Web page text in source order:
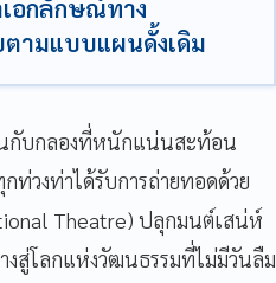
อกลักษณ์ทาง
ามแบบแผนดั้งเดิม
นกับกลองที่หนักแน่นสะท้อน
ท่วงท่าได้รับการถ่ายทอดด้วย
Theatre) ปลุกมนต์เสน่ห์
สู่โลกแห่งวัฒนธรรมที่ไม่มีวันลืม